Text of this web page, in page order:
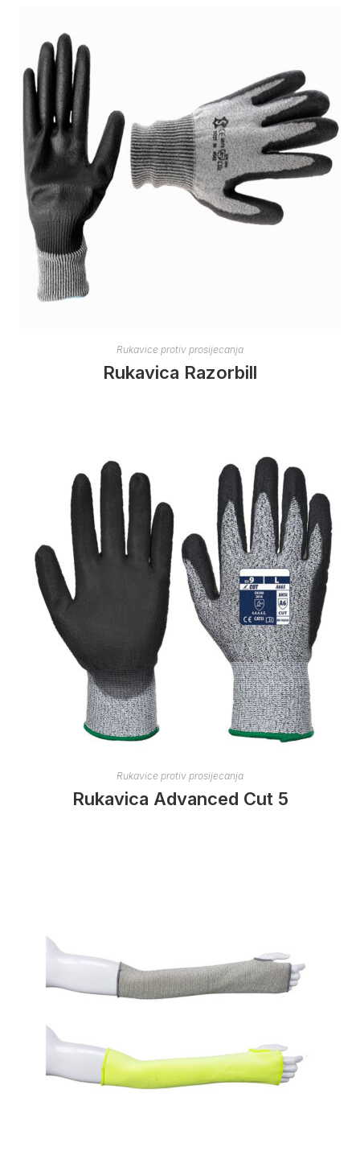
Rukavice protiv prosijecanja
Rukavica Razorbill
Rukavice protiv prosijecanja
Rukavica Advanced Cut 5